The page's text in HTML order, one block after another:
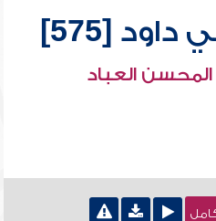
[575]
العباد